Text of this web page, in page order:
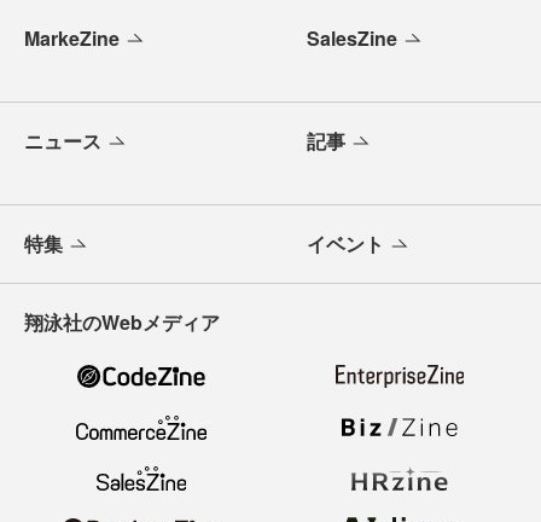
MarkeZine SalesZine
ニュース 記事
特集 イベント
翔泳社のWebメディア